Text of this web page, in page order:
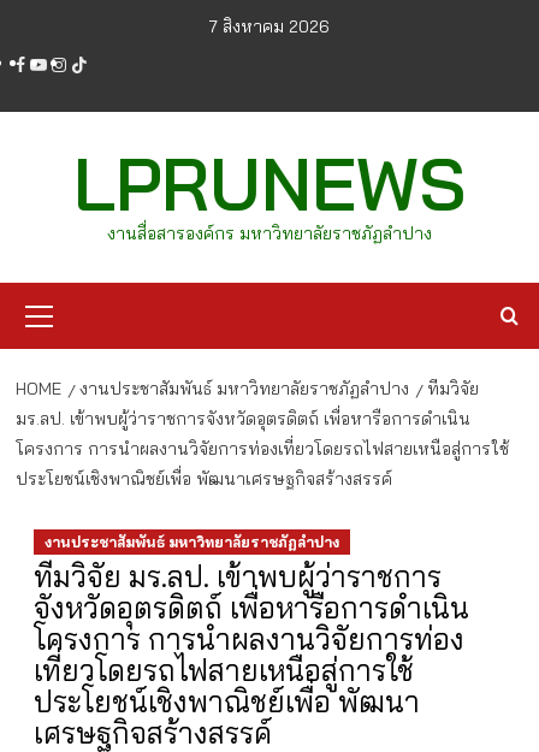
content
7 สิงหาคม 2026
facebook
youtube
instagram
tiktok
LPRUNEWS
งานสื่อสารองค์กร มหาวิทยาลัยราชภัฏลำปาง
Menu
HOME งานประชาสัมพันธ์ มหาวิทยาลัยราชภัฏลำปาง
ทีมวิจัย
มร.ลป. เข้าพบผู้ว่าราชการจังหวัดอุตรดิตถ์ เพื่อหารือการดำเนิน
โครงการ การนำผลงานวิจัยการท่องเที่ยวโดยรถไฟสายเหนือสู่การใช้
ประโยชน์เชิงพาณิชย์เพื่อ พัฒนาเศรษฐกิจสร้างสรรค์
งานประชาสัมพันธ์ มหาวิทยาลัยราชภัฏลำปาง
ทีมวิจัย มร.ลป. เข้าพบผู้ว่าราชการ
จังหวัดอุตรดิตถ์ เพื่อหารือการดำเนิน
โครงการ การนำผลงานวิจัยการท่อง
เที่ยวโดยรถไฟสายเหนือสู่การใช้
ประโยชน์เชิงพาณิชย์เพื่อ พัฒนา
เศรษฐกิจสร้างสรรค์